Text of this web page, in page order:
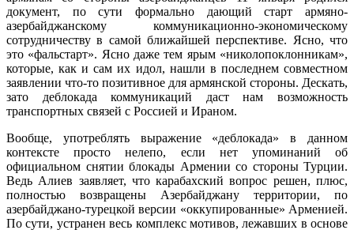
документ, по сути формально дающий старт армяно-
азербайджанскому коммуникационно-экономическому
сотрудничеству в самой ближайшей перспективе. Ясно, что
это «фальстарт». Ясно даже тем ярым «николопоклонникам»,
которые, как и сам их идол, нашли в последнем совместном
заявлении что-то позитивное для армянской стороны. Дескать,
зато деблокада коммуникаций даст нам возможность
транспортных связей с Россией и Ираном.
Вообще, употреблять выражение «деблокада» в данном
контексте просто нелепо, если нет упоминаний об
официальном снятии блокады Армении со стороны Турции.
Ведь Алиев заявляет, что карабахский вопрос решен, плюс,
полностью возвращены Азербайджану территории, по
азербайджано-турецкой версии «оккупированные» Арменией.
По сути, устранен весь комплекс мотивов, лежавших в основе